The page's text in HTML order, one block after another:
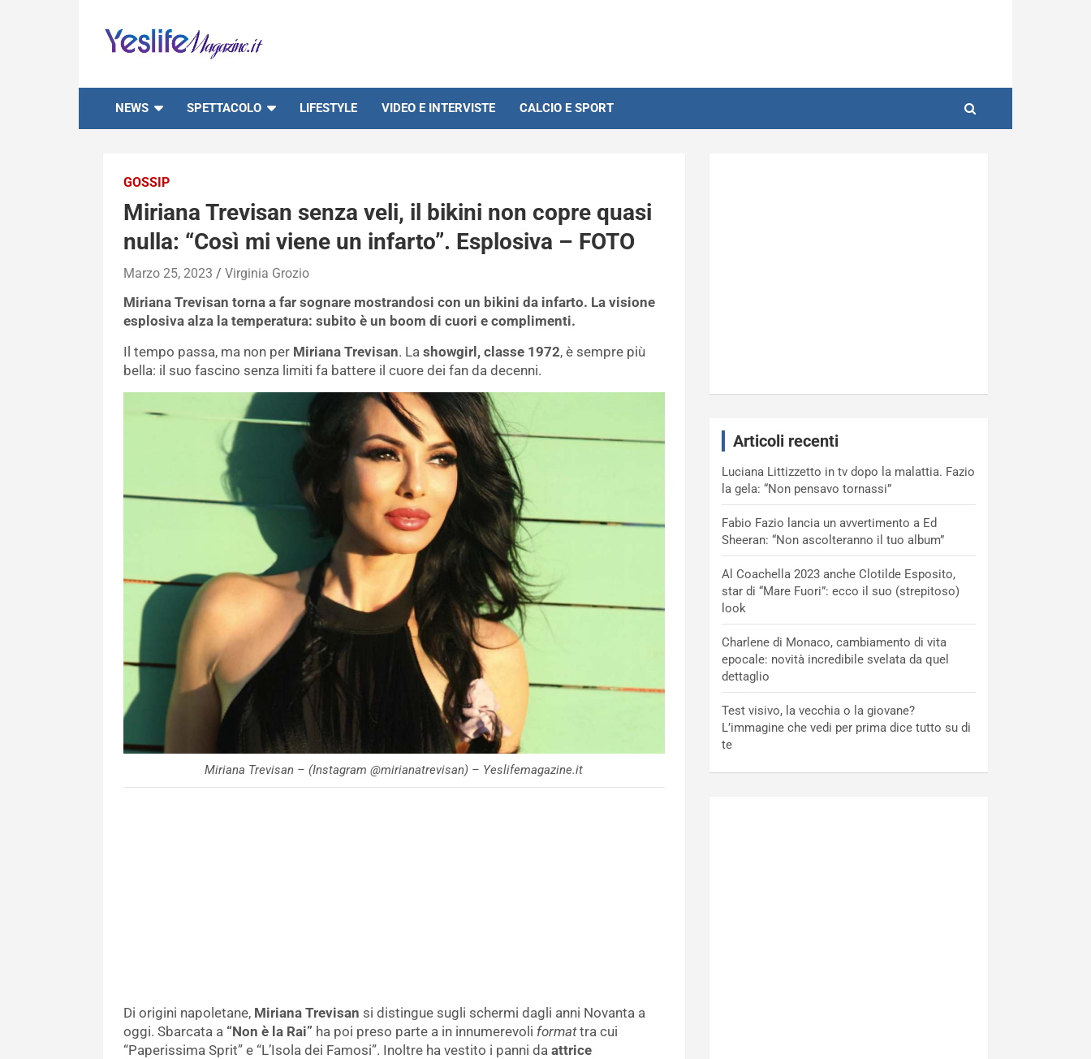
content
NEWS SPETTACOLO LIFESTYLE VIDEO E INTERVISTE CALCIO E SPORT
GOSSIP
Miriana Trevisan senza veli, il bikini non copre quasi
nulla: “Così mi viene un infarto”. Esplosiva – FOTO
Marzo 25, 2023 Virginia Grozio
Miriana Trevisan torna a far sognare mostrandosi con un bikini da infarto. La visione
esplosiva alza la temperatura: subito è un boom di cuori e complimenti.
Il tempo passa, ma non per Miriana Trevisan. La showgirl, classe 1972, è sempre più
bella: il suo fascino senza limiti fa battere il cuore dei fan da decenni.
Miriana Trevisan – (Instagram @mirianatrevisan) – Yeslifemagazine.it
Di origini napoletane, Miriana Trevisan si distingue sugli schermi dagli anni Novanta a
oggi. Sbarcata a “Non è la Rai” ha poi preso parte a in innumerevoli formattra cui
“Paperissima Sprit” e “L’Isola dei Famosi”. Inoltre ha vestito i panni da attrice
Articoli recenti
Luciana Littizzetto in tv dopo la malattia. Fazio
la gela: “Non pensavo tornassi”
Fabio Fazio lancia un avvertimento a Ed
Sheeran: “Non ascolteranno il tuo album”
Al Coachella 2023 anche Clotilde Esposito,
star di “Mare Fuori”: ecco il suo (strepitoso)
look
Charlene di Monaco, cambiamento di vita
epocale: novità incredibile svelata da quel
dettaglio
Test visivo, la vecchia o la giovane?
L’immagine che vedi per prima dice tutto su di
te